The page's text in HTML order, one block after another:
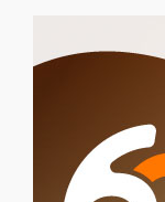
Eventos